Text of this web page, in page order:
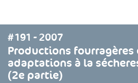
#191 - 2007
Productions fourragères
adaptations à la
(2e partie)